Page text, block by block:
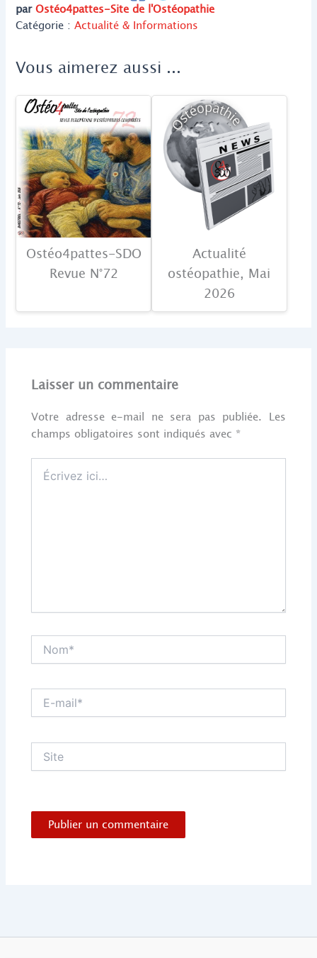
parOstéo4pattes-Site de l'Ostéopathie
Catégorie :Actualité & Informations
Vous aimerez aussi ...
Ostéo4pattes-SDO
Revue N°72
Actualité
ostéopathie, Mai
2026
Laisser un commentaire
Votre adresse e-mail ne sera pas publiée. Les
champs obligatoires sont indiqués avec *
Écrivez
ici…
Nom*
mail*
Site